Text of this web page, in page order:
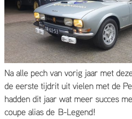
Na alle pech van vorig jaar met
de eerste tijdrit uit vielen met de
hadden dit jaar wat meer succes
coupe alias de B-Legend!